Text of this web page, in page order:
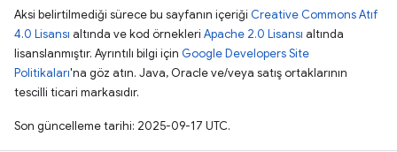
Aksi belirtilmediği sürece bu sayfanın içeriği Creative Commons Atıf
4.0 Lisansı altında ve kod örnekleri Apache 2.0 Lisansı altında
lisanslanmıştır. Ayrıntılı bilgi için Google Developers Site
Politikaları'na göz atın. Java, Oracle ve/veya satış ortaklarının
tescilli ticari markasıdır.
Son güncelleme tarihi: 2025-09-17 UTC.